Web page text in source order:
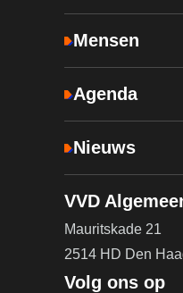
Mensen
Agenda
Nieuws
VVD
Mauritskade 21
2514 HD Den
Volg ons op